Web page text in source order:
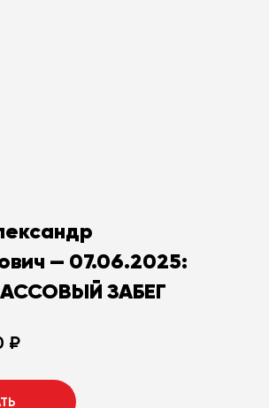
— 07.06.2025:
ЗАБЕГ
₽